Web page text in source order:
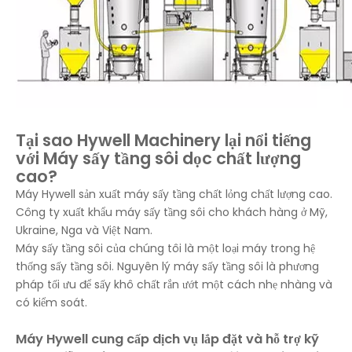
Tại sao Hywell Machinery lại nổi tiếng
với Máy sấy tầng sôi dọc chất lượng
cao?
Máy Hywell sản xuất máy sấy tầng chất lỏng chất lượng cao.
Công ty xuất khẩu máy sấy tầng sôi cho khách hàng ở Mỹ,
Ukraine, Nga và Việt Nam.
Máy sấy tầng sôi của chúng tôi là một loại máy trong hệ
thống sấy tầng sôi. Nguyên lý máy sấy tầng sôi là phương
pháp tối ưu để sấy khô chất rắn ướt một cách nhẹ nhàng và
có kiểm soát.
Máy Hywell cung cấp dịch vụ lắp đặt và hỗ trợ kỹ